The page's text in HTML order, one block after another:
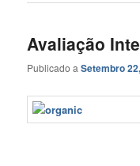
Avaliação
Publicado aSetembro